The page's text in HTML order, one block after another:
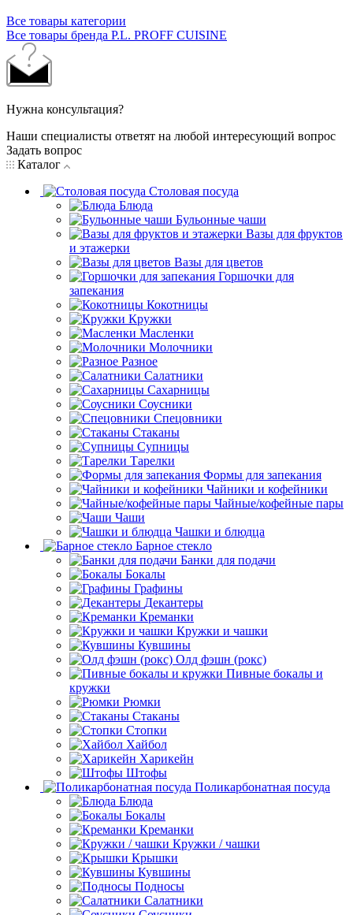
Все товары категории
Все товары бренда P.L. PROFF CUISINE
Нужна консультация?
Наши специалисты ответят на любой интересующий вопрос
Задать вопрос
Каталог
Столовая посуда
Блюда
Бульонные чаши
Вазы для фруктов
и этажерки
Вазы для цветов
Горшочки для
запекания
Кокотницы
Кружки
Масленки
Молочники
Разное
Салатники
Сахарницы
Соусники
Спецовники
Стаканы
Супницы
Тарелки
Формы для запекания
Чайники и кофейники
Чайные/кофейные пары
Чаши
Чашки и блюдца
Барное стекло
Банки для подачи
Бокалы
Графины
Декантеры
Креманки
Кружки и чашки
Кувшины
Олд фэшн (рокс)
Пивные бокалы и
кружки
Рюмки
Стаканы
Стопки
Хайбол
Харикейн
Штофы
Поликарбонатная посуда
Блюда
Бокалы
Креманки
Кружки / чашки
Крышки
Кувшины
Подносы
Салатники